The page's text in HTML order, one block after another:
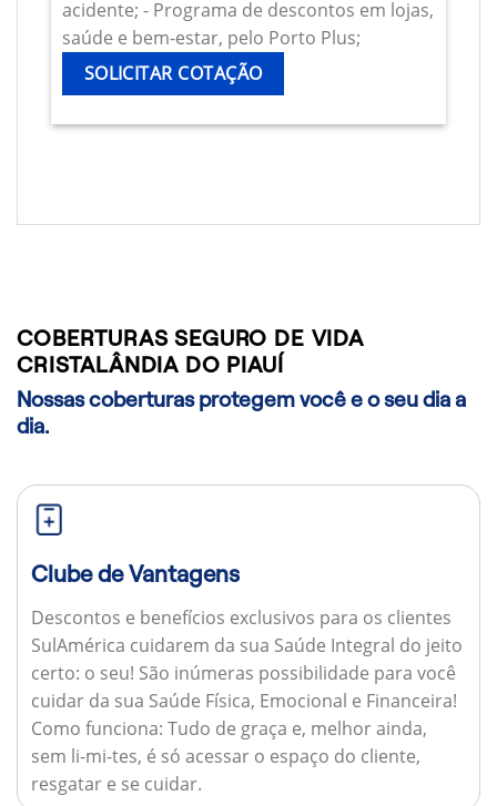
acidente; - Programa de descontos em lojas,
saúde e bem-estar, pelo Porto Plus;
SOLICITAR COTAÇÃO
COBERTURAS SEGURO DE VIDA
CRISTALÂNDIA DO PIAUÍ
Nossas coberturas protegem você e o seu dia a
dia.
Clube de Vantagens
Descontos e benefícios exclusivos para os clientes
SulAmérica cuidarem da sua Saúde Integral do jeito
certo: o seu! São inúmeras possibilidade para você
cuidar da sua Saúde Física, Emocional e Financeira!
Como funciona: Tudo de graça e, melhor ainda,
sem li-mi-tes, é só acessar o espaço do cliente,
resgatar e se cuidar.